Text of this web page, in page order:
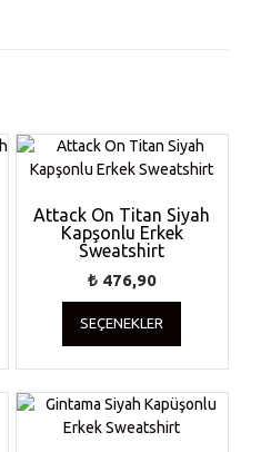
Attack On Titan Siyah
Kapşonlu Erkek
Sweatshirt
₺476,90
SEÇENEKLER
Bu
birden
fazla
varyasyonu